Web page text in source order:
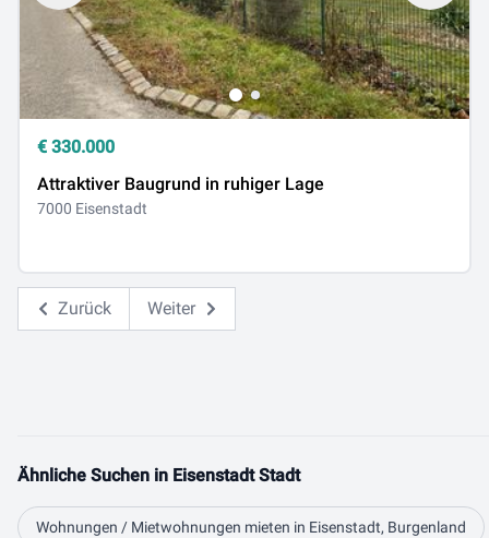
€ 330.000
Attraktiver Baugrund in ruhiger Lage
7000 Eisenstadt
Zurück Weiter
Ähnliche Suchen in Eisenstadt Stadt
Wohnungen / Mietwohnungen mieten in Eisenstadt, Burgenland